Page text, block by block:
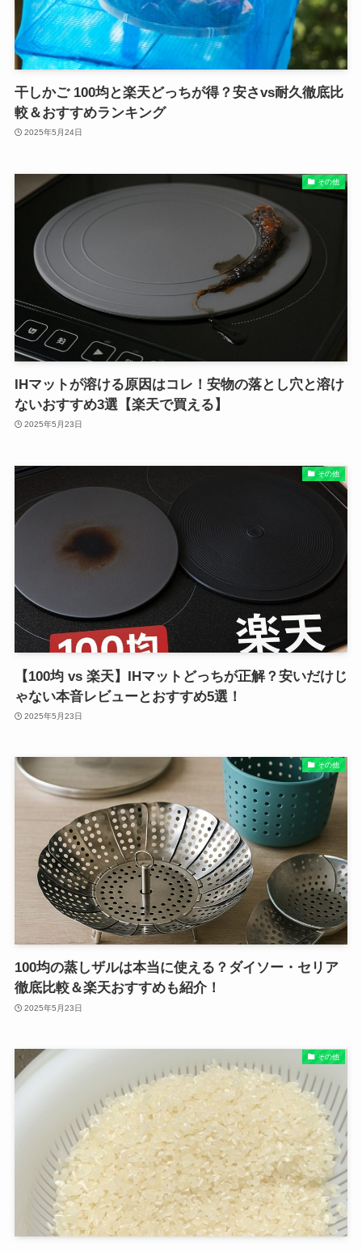
干しかご 100均と楽天どっちが得？安さvs耐久徹底比
較＆おすすめランキング
2025年5月24日
その他
IHマットが溶ける原因はコレ！安物の落とし穴と溶け
ないおすすめ3選【楽天で買える】
2025年5月23日
その他
【100均 vs 楽天】IHマットどっちが正解？安いだけじ
ゃない本音レビューとおすすめ5選！
2025年5月23日
その他
100均の蒸しザルは本当に使える？ダイソー・セリア
徹底比較＆楽天おすすめも紹介！
2025年5月23日
その他